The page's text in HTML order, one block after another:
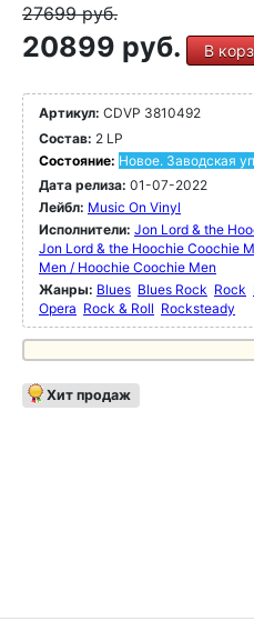
27699руб.
20899 руб. В
Артикул: CDVP 3810492
Состав: 2 LP
Состояние: Новое. Заводская
Дата релиза: 01-07-2022
Лейбл: Music On Vinyl
Исполнители: Jon Lord & the
Jon Lord & the Hoochie Coochie
Men / Hoochie Coochie Men
Жанры: Blues Blues Rock Rock
Opera Rock & Roll Rocksteady
Хит продаж